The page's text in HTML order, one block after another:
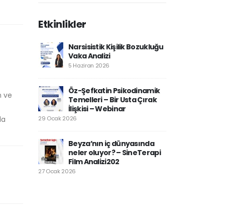
ve
Etkinlikler
Narsisistik Kişilik Bozukluğu
Vaka Analizi
5 Haziran 2026
Öz-Şefkatin Psikodinamik
Temelleri – Bir Usta Çırak
İlişkisi – Webinar
29 Ocak 2026
Beyza’nın iç dünyasında
neler oluyor? – SineTerapi
Film Analizi202
27 Ocak 2026